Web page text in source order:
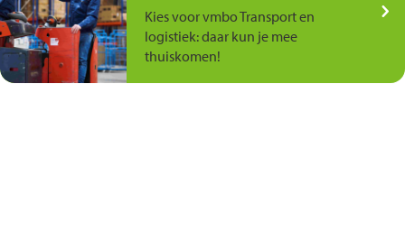
Kies voor vmbo Transport en
logistiek: daar kun je mee
thuiskomen!